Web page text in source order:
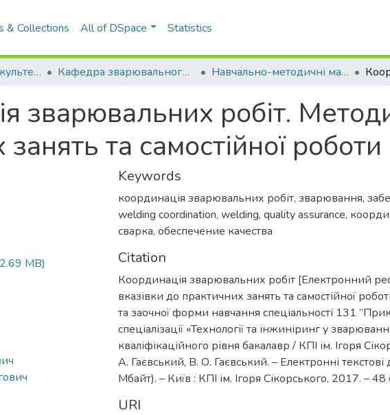
& Collections All of DSpace Statistics
Зварювальний факультет (ЗФ) Кафедра зварювального виробництва (ЗВ ЗФ) Навчально-методичні матеріали (ЗВ ЗФ)
зварювальних робіт.
та самостійної роботи
MB)
Keywords
координація зварювальних робіт, зварювання,
welding coordination, welding, quality assurance,
сварка, обеспечение качества
Citation
Координація зварювальних робіт [Електронний
вказівки до практичних занять та самостійної
та заочної форми навчання спеціальності 131
спеціалізації «Технології та інжиніринг у
кваліфікаційного рівня бакалавр / КПІ ім. Ігоря
А. Гаєвський, В. О. Гаєвський. – Електронні
Мбайт). – Київ : КПІ ім. Ігоря Сікорського, 2017. –
URI